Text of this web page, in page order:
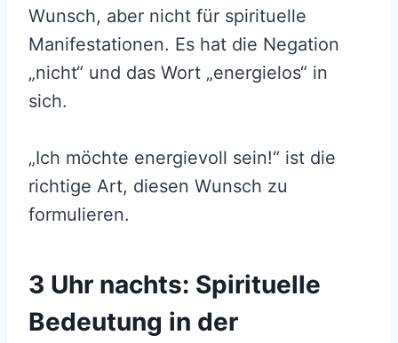
Wunsch, aber nicht für spirituelle
Manifestationen. Es hat die Negation
„nicht“ und das Wort „energielos“ in
sich.
„Ich möchte energievoll sein!“ ist die
richtige Art, diesen Wunsch zu
formulieren.
3 Uhr nachts: Spirituelle
Bedeutung in der